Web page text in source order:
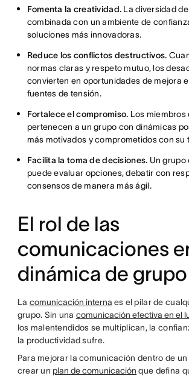
Fomenta la creatividad. La diversidad
combinada con un ambiente de
soluciones más innovadoras.
Reduce los conflictos destructivos.
normas claras y respeto mutuo, los
convierten en oportunidades de mejora
fuentes de tensión.
Fortalece el compromiso. Los miembros
pertenecen a un grupo con dinámicas
más motivados y comprometidos con su
Facilita la toma de decisiones. Un grupo
puede evaluar opciones, debatir con
consensos de manera más ágil.
El rol de las
comunicaciones
dinámica de grupo
La comunicación interna es el pilar de
grupo. Sin una comunicación efectiva en el
los malentendidos se multiplican, la
la productividad sufre.
Para mejorar la comunicación dentro de un
crear un plan de comunicación que defina